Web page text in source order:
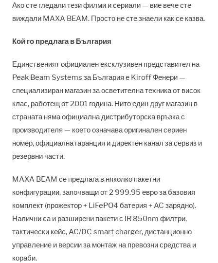
Ако сте гледали тези филми и сериали — вие вече сте
виждали MAXA BEAM. Просто не сте знаели как се казва.
Кой го предлага в България
Единственият официален ексклузивен представител на
Peak Beam Systems за България е Kiroff Фенери —
специализиран магазин за осветителна техника от висок
клас, работещ от 2001 година. Нито един друг магазин в
страната няма официална дистрибуторска връзка с
производителя — което означава оригинален сериен
номер, официална гаранция и директен канал за сервиз и
резервни части.
MAXA BEAM се предлага в няколко пакетни
конфигурации, започващи от 2 999.95 евро за базовия
комплект (прожектор + LiFePO4 батерия + AC зарядно).
Налични са и разширени пакети с IR 850nm филтри,
тактически кейс, AC/DC smart charger, дистанционно
управление и версии за монтаж на превозни средства и
кораби.